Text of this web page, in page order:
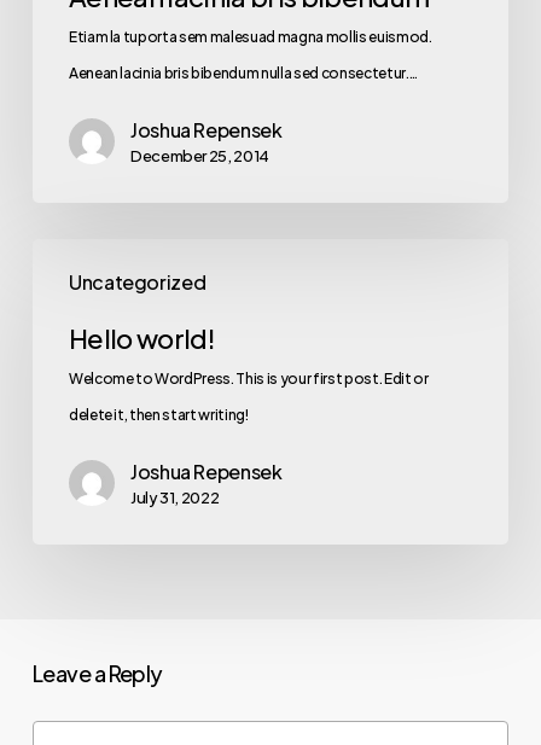
Etiam la tuporta sem malesuad magna mollis euismod.
Aenean lacinia bris bibendum nulla sed consectetur.…
Joshua Repensek
December 25, 2014
Uncategorized
world!
Hello world!
Welcome to WordPress. This is your first post. Edit or
delete it, then start writing!
Joshua Repensek
July 31, 2022
Leave a Reply